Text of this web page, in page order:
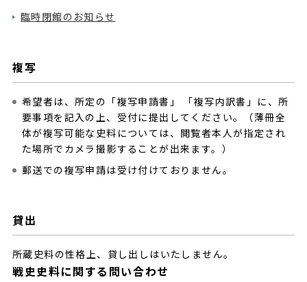
臨時閉館のお知らせ
複写
希望者は、所定の「複写申請書」 「複写内訳書」に、所
要事項を記入の上、受付に提出してください。（薄冊全
体が複写可能な史料については、閲覧者本人が指定され
た場所でカメラ撮影することが出来ます。）
郵送での複写申請は受け付けておりません。
貸出
所蔵史料の性格上、貸し出しはいたしません。
戦史史料に関する問い合わせ